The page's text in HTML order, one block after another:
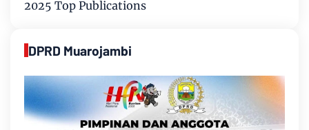
2025 Top Publications
DPRD Muarojambi